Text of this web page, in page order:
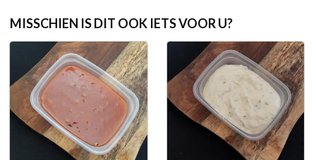
MISSCHIEN IS DIT OOK IETS VOOR U?